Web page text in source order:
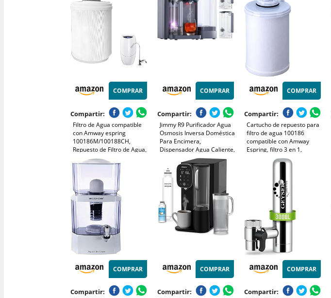
filtración de alta eficiencia
COMPRAR
Compartir:
Filtro de Agua compatible
con Amway espring
100186M/100188CH,
Repuesto de Filtro de Agua,
Cartuchos de Filtro de Agua,
Calidad del Agua Mejorada
COMPRAR
Compartir:
Jimmy R9 Purificador Agua
Osmosis Inversa Doméstica
Para Encimera,
Dispensador Agua Caliente,
7 Etapas Filtración, UV,
Calentamiento 3S, 7
Temperaturas, Monitor TDS
COMPRAR
Compartir:
Cartucho de repuesto para
filtro de agua 100186
compatible con Amway
Espring, filtro 3 en 1,
filtración de carbón
activado natural
COMPRAR
Compartir:
COMPRAR
Compartir:
COMPRAR
Compartir: